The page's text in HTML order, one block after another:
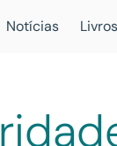
Notícias Livros